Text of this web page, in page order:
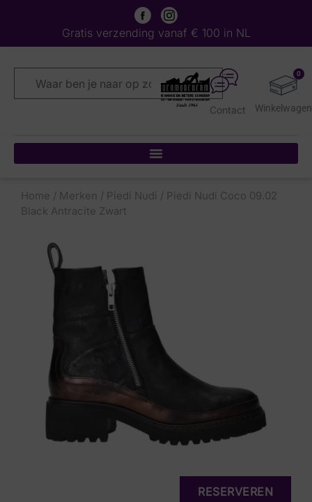
Gratis verzending vanaf € 100 in NL
0
Contact
Home / Merken / Piedi Nudi / Piedi Nudi Coco 09.02
Black Antracite Zwart
RESERVEREN